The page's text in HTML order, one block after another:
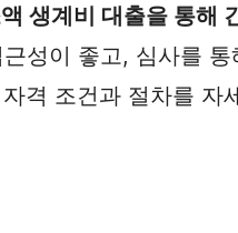
생계비 대출을 통해
성이 좋고, 심사를 통
격 조건과 절차를 자